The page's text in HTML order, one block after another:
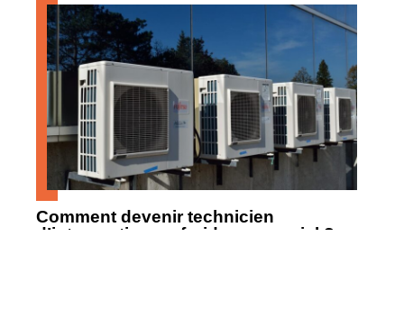
Comment devenir technicien
d’intervention en froid commercial ?